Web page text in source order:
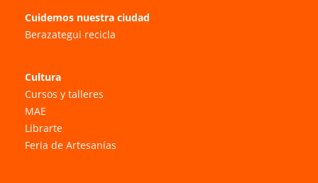
Cuidemos nuestra ciudad
Berazategui recicla
Cultura
Cursos y talleres
MAE
Librarte
Feria de Artesanías